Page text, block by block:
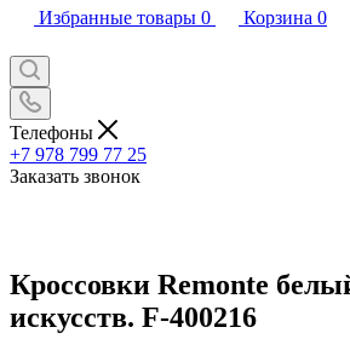
Избранные товары 0 Корзина 0
Телефоны
+7 978 799 77 25
Заказать звонок
Кроссовки Remonte
искусств. F-400216